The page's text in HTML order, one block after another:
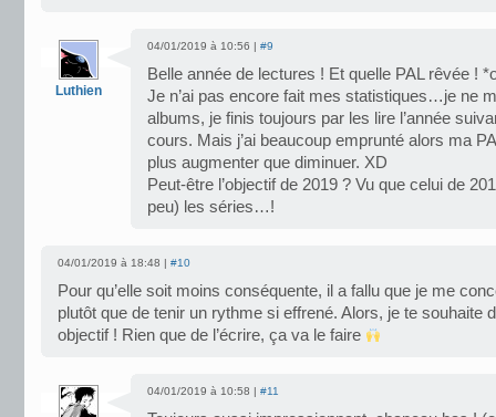
Luthien
04/01/2019 à 10:56 | #9
Belle année de lectures ! Et quelle PAL rêvée !
Je n’ai pas encore fait mes statistiques…je ne
albums, je finis toujours par les lire l’année
cours. Mais j’ai beaucoup emprunté alors ma
plus augmenter que diminuer. XD
Peut-être l’objectif de 2019 ? Vu que celui de
peu) les séries…!
04/01/2019 à 18:48 | #10
Pour qu’elle soit moins conséquente, il a fallu que je me
plutôt que de tenir un rythme si effrené. Alors, je te souhaite
objectif ! Rien que de l’écrire, ça va le faire
04/01/2019 à 10:58 | #11